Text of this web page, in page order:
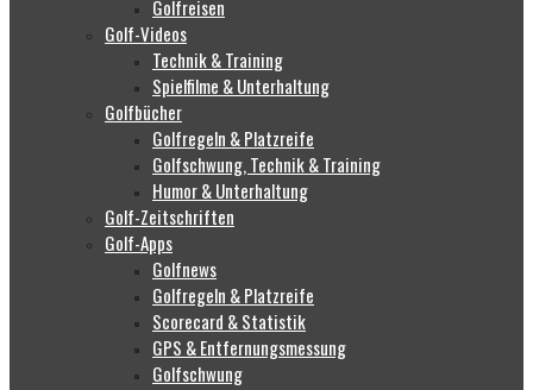
Golfreisen
Golf-Videos
Technik & Training
Spielfilme & Unterhaltung
Golfbücher
Golfregeln & Platzreife
Golfschwung, Technik & Training
Humor & Unterhaltung
Golf-Zeitschriften
Golf-Apps
Golfnews
Golfregeln & Platzreife
Scorecard & Statistik
GPS & Entfernungsmessung
Golfschwung